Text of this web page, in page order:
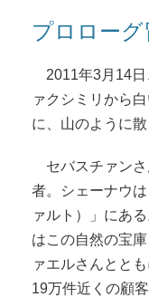
プロローグ
2011年3月14日
ァクシミリから
に、山のように散
セバスチァンさ
者。シェーナウ
ァルト）」にあ
はこの自然の宝
ァエルさんとと
19万件近くの顧